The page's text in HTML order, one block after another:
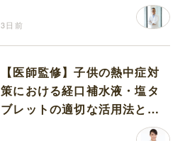
3日前
【医師監修】子供の熱中症対
策における経口補水液・塩タ
ブレットの適切な活用法と水